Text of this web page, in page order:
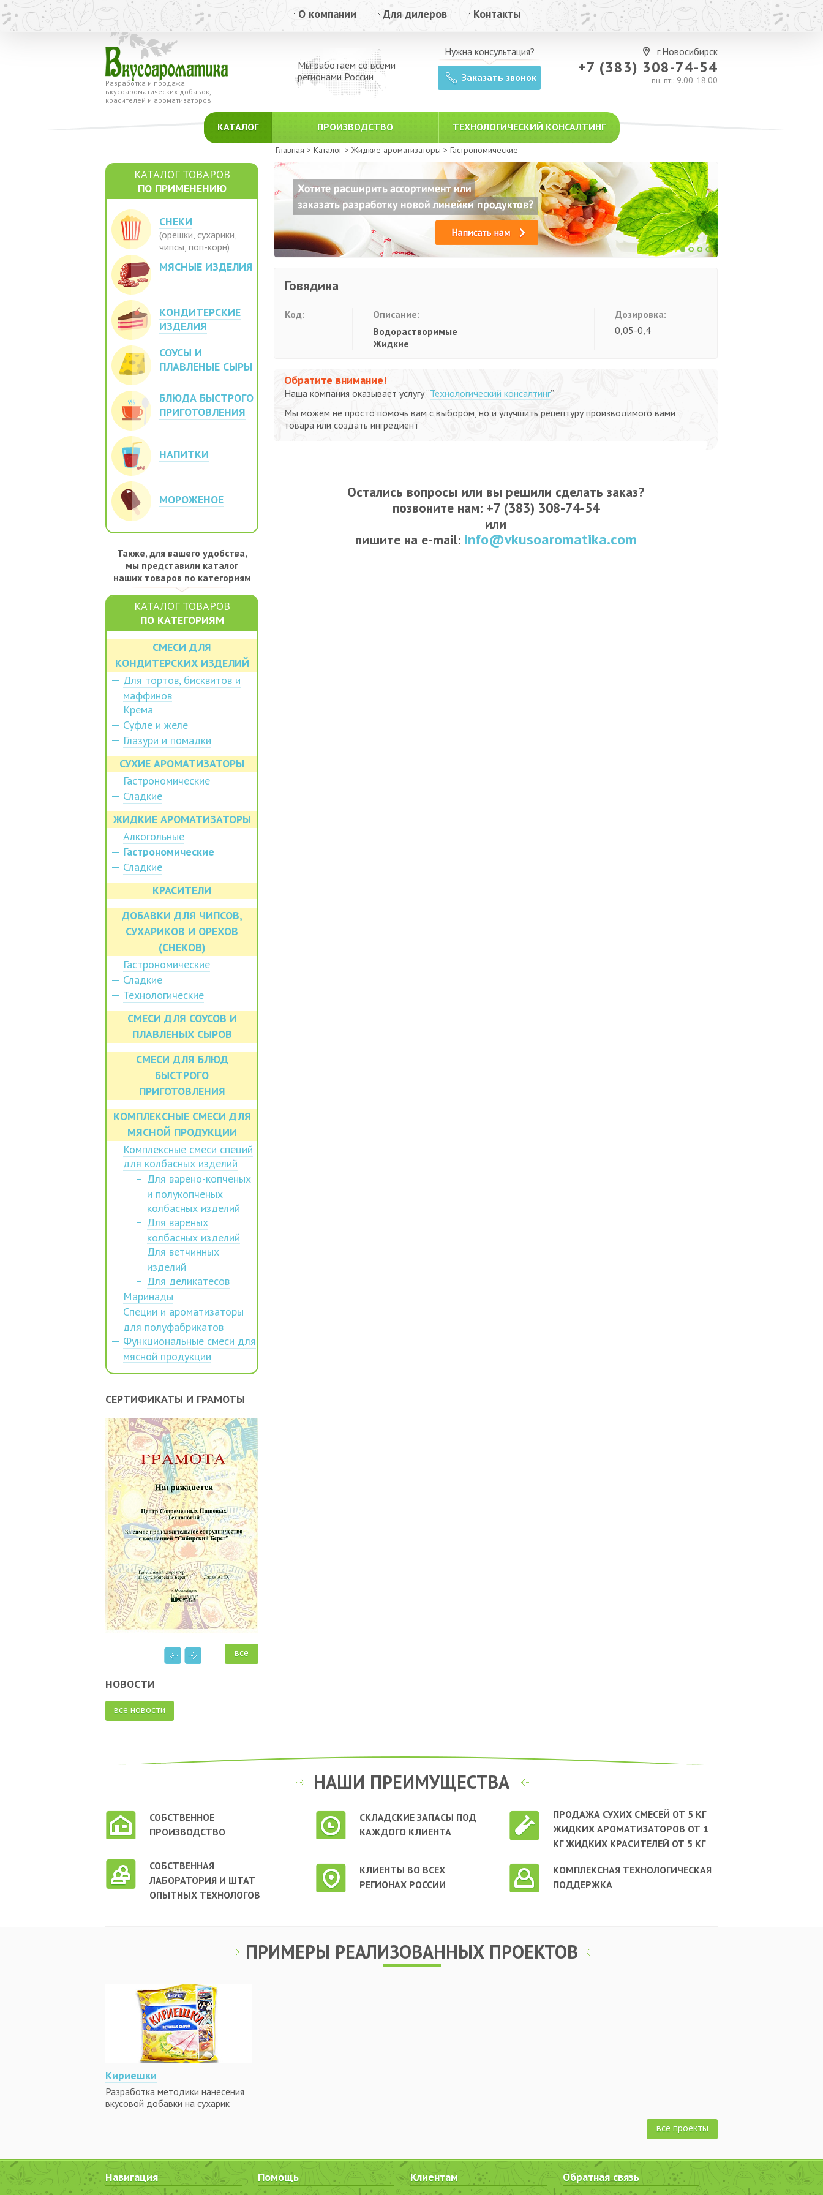
О компании Для дилеров Контакты
Разработка и продажа
вкусоароматических добавок,
красителей и ароматизаторов
Мы работаем со всеми
регионами России
Нужна консультация?
Заказать звонок
г.Новосибирск
+7 (383) 308-74-54
пн.-пт.: 9.00-18.00
КАТАЛОГ ПРОИЗВОДСТВО ТЕХНОЛОГИЧЕСКИЙ КОНСАЛТИНГ
КАТАЛОГ ТОВАРОВ
ПО ПРИМЕНЕНИЮ
СНЕКИ
(орешки, сухарики,
чипсы, поп-корн)
МЯСНЫЕ ИЗДЕЛИЯ
КОНДИТЕРСКИЕ
ИЗДЕЛИЯ
СОУСЫ И
ПЛАВЛЕНЫЕ СЫРЫ
БЛЮДА БЫСТРОГО
ПРИГОТОВЛЕНИЯ
НАПИТКИ
МОРОЖЕНОЕ
Также, для вашего удобства,
мы представили каталог
наших товаров по категориям
КАТАЛОГ ТОВАРОВ
ПО КАТЕГОРИЯМ
СМЕСИ ДЛЯ
КОНДИТЕРСКИХ ИЗДЕЛИЙ
Для тортов, бисквитов и
маффинов
Крема
Суфле и желе
Глазури и помадки
СУХИЕ АРОМАТИЗАТОРЫ
Гастрономические
Сладкие
ЖИДКИЕ АРОМАТИЗАТОРЫ
Алкогольные
Гастрономические
Сладкие
КРАСИТЕЛИ
ДОБАВКИ ДЛЯ ЧИПСОВ,
СУХАРИКОВ И ОРЕХОВ
(СНЕКОВ)
Гастрономические
Сладкие
Технологические
СМЕСИ ДЛЯ СОУСОВ И
ПЛАВЛЕНЫХ СЫРОВ
СМЕСИ ДЛЯ БЛЮД
БЫСТРОГО
ПРИГОТОВЛЕНИЯ
КОМПЛЕКСНЫЕ СМЕСИ ДЛЯ
МЯСНОЙ ПРОДУКЦИИ
Комплексные смеси специй
для колбасных изделий
Для варено-копченых
и полукопченых
колбасных изделий
Для вареных
колбасных изделий
Для ветчинных
изделий
Для деликатесов
Маринады
Специи и ароматизаторы
для полуфабрикатов
Функциональные смеси для
мясной продукции
СЕРТИФИКАТЫ И ГРАМОТЫ
все
НОВОСТИ
все новости
Главная > Каталог > Жидкие ароматизаторы > Гастрономические
Говядина
Код:
Описание:
Водорастворимые
Жидкие
Дозировка:
0,05-0,4
Обратите внимание!
Наша компания оказывает услугу “Технологический консалтинг”
Мы можем не просто помочь вам с выбором, но и улучшить рецептуру производимого вами
товара или создать ингредиент
Остались вопросы или вы решили сделать заказ?
позвоните нам: +7 (383) 308-74-54
или
пишите на e-mail: info@vkusoaromatika.com
НАШИ ПРЕИМУЩЕСТВА
СОБСТВЕННОЕ
ПРОИЗВОДСТВО
СКЛАДСКИЕ ЗАПАСЫ ПОД
КАЖДОГО КЛИЕНТА
ПРОДАЖА СУХИХ СМЕСЕЙ ОТ 5 КГ
ЖИДКИХ АРОМАТИЗАТОРОВ ОТ 1
КГ ЖИДКИХ КРАСИТЕЛЕЙ ОТ 5 КГ
СОБСТВЕННАЯ
ЛАБОРАТОРИЯ И ШТАТ
ОПЫТНЫХ ТЕХНОЛОГОВ
КЛИЕНТЫ ВО ВСЕХ
РЕГИОНАХ РОССИИ
КОМПЛЕКСНАЯ ТЕХНОЛОГИЧЕСКАЯ
ПОДДЕРЖКА
ПРИМЕРЫ РЕАЛИЗОВАННЫХ ПРОЕКТОВ
Кириешки
Разработка методики нанесения
вкусовой добавки на сухарик
все проекты
Навигация Помощь Клиентам Обратная связь